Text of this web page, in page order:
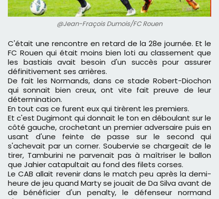
@Jean-Fraçois Dumois/FC Rouen
C'était une rencontre en retard de la 28e journée. Et le
FC Rouen qui était moins bien loti au classement que
les bastiais avait besoin d'un succès pour assurer
définitivement ses arrières.
De fait les Normands, dans ce stade Robert-Diochon
qui sonnait bien creux, ont vite fait preuve de leur
détermination.
En tout cas ce furent eux qui tirèrent les premiers.
Et c'est Dugimont qui donnait le ton en déboulant sur le
côté gauche, crochetant un premier adversaire puis en
usant d'une feinte de passe sur le second qui
s'achevait par un corner. Soubervie se chargeait de le
tirer, Tamburini ne parvenait pas à maîtriser le ballon
que Jahier catapultait au fond des filets corses.
Le CAB allait revenir dans le match peu après la demi-
heure de jeu quand Marty se jouait de Da Silva avant de
de bénéficier d'un penalty, le défenseur normand